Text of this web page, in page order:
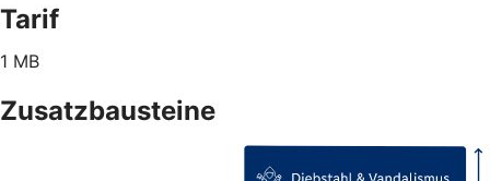
Tarif
1 MB
Zusatzbausteine